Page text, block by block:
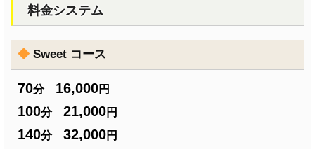
料金システム
◆ Sweet コース
70分 16,000円
100分 21,000円
140分 32,000円